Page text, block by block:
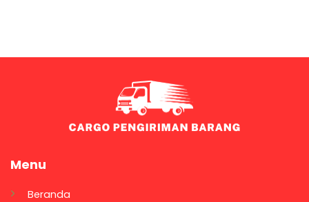
Menu
Beranda